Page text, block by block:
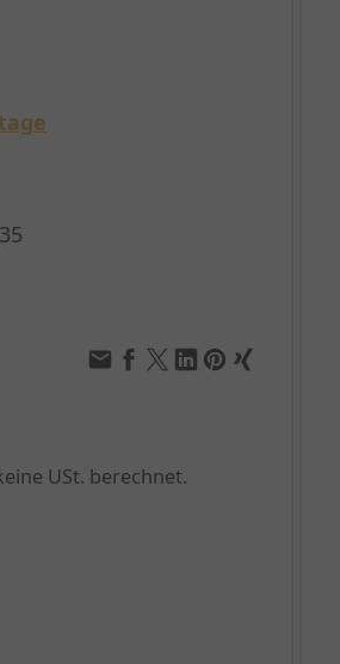
USt. berechnet.